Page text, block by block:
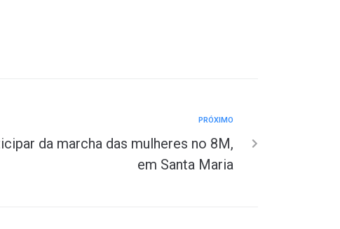
PRÓXIMO
da marcha das mulheres no 8M,
em Santa Maria